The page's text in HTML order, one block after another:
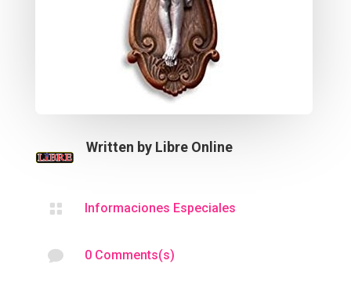
Written by Libre Online
 Informaciones Especiales
 0 Comments(s)